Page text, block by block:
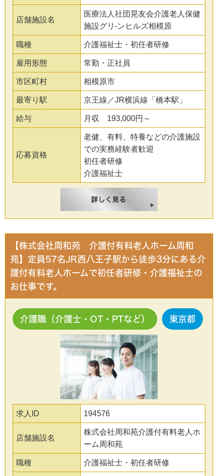
店舗施設名
医療法人社団晃友会介護老人保健
施設グリ-ンヒルズ相模原
職種 介護福祉士・初任者研修
雇用形態 常勤・正社員
市区町村 相模原市
最寄り駅 京王線／JR横浜線「橋本駅」
給与 月収 193,000円～
応募資格
老健、有料、特養などの介護施設
での実務経験者歓迎
初任者研修
介護福祉士
【株式会社周和苑 介護付有料老人ホーム周和
苑】定員57名JR西八王子駅から徒歩3分にある介
護付有料老人ホームで初任者研修・介護福祉士の
お仕事です。
介護職（介護士・OT・PTなど） 東京都
求人ID 194576
店舗施設名
株式会社周和苑介護付有料老人ホ
ーム周和苑
職種 介護福祉士・初任者研修